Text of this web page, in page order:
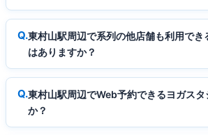
東村山駅周辺で系列の他店舗も利用でき
はありますか？
東村山駅周辺でWeb予約できるヨガス
か？